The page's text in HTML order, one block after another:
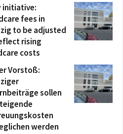
initiative:
fees in
to be adjusted
rising
costs
Vorstoß:
sollen
werden